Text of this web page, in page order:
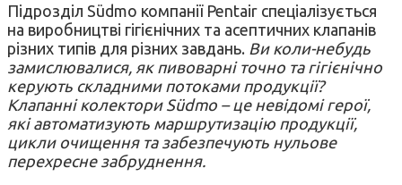
Підрозділ Südmo компанії Pentair спеціалізується
на виробництві гігієнічних та асептичних клапанів
різних типів для різних завдань. Ви коли-небудь
замислювалися, як пивоварні точно та гігієнічно
керують складними потоками продукції?
Клапанні колектори Südmo – це невідомі герої,
які автоматизують маршрутизацію продукції,
цикли очищення та забезпечують нульове
перехресне забруднення.